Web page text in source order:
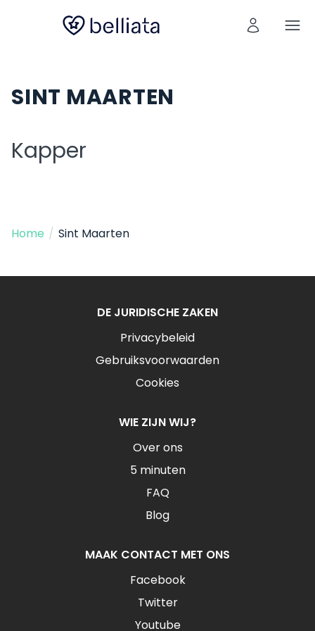
SINT MAARTEN
Kapper
Home / Sint Maarten
DE JURIDISCHE ZAKEN
Privacybeleid
Gebruiksvoorwaarden
Cookies
WIE ZIJN WIJ?
Over ons
5 minuten
FAQ
Blog
MAAK CONTACT MET ONS
Facebook
Twitter
Youtube